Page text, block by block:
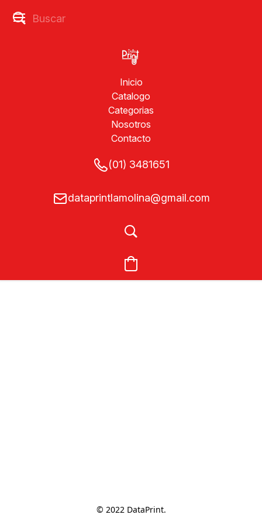
Inicio
Catalogo
Categorias
Nosotros
Contacto
(01) 3481651
dataprintlamolina@gmail.com
© 2022 DataPrint.